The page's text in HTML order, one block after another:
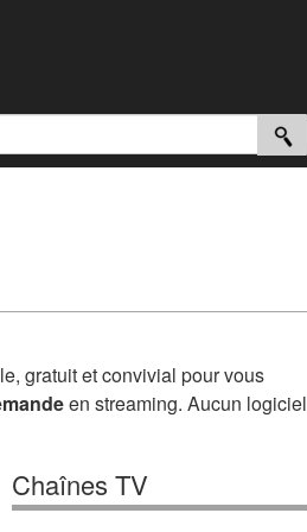
gratuit et convivial pour vous
en streaming. Aucun logiciel
Chaînes TV